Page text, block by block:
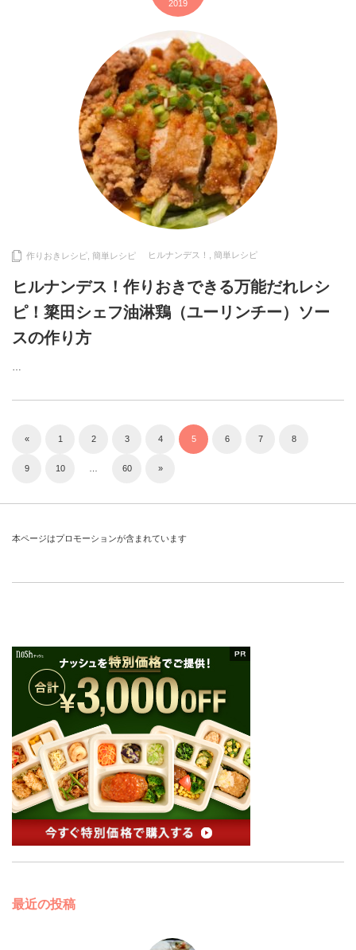
2019
作りおきレシピ 簡単レシピ ヒルナンデス！ 簡単レシピ
ヒルナンデス！作りおきできる万能だれレシ
ピ！簗田シェフ油淋鶏（ユーリンチー）ソー
スの作り方
…
« 1 2 3 4 5 6 7 8
9 10 60 »
本ページはプロモーションが含まれています
最近の投稿